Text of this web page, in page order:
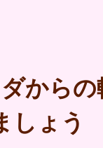
から
しょう